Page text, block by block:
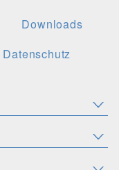
Downloads
Datenschutz